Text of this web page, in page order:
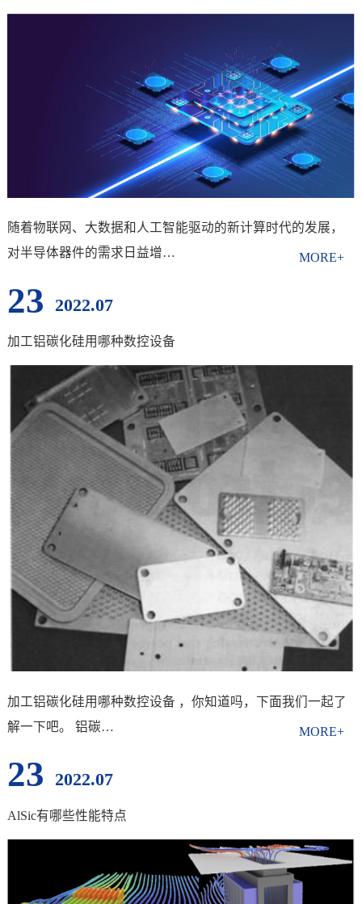
随着物联网、大数据和人工智能驱动的新计算时代的发展，
对半导体器件的需求日益增…
23 2022.07
加工铝碳化硅用哪种数控设备
加工铝碳化硅用哪种数控设备 ，你知道吗，下面我们一起了
解一下吧。 铝碳…
23 2022.07
AlSic有哪些性能特点